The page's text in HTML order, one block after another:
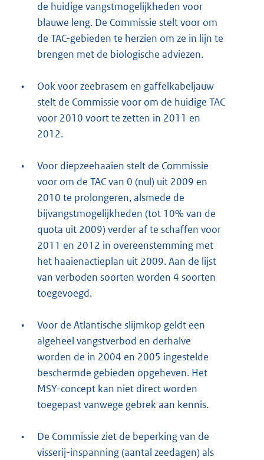
de huidige vangstmogelijkheden voor
blauwe leng. De Commissie stelt voor om
de TAC-gebieden te herzien om ze in lijn te
brengen met de biologische adviezen.
•
Ook voor zeebrasem en gaffelkabeljauw
stelt de Commissie voor om de huidige TAC
voor 2010 voort te zetten in 2011 en
2012.
•
Voor diepzeehaaien stelt de Commissie
voor om de TAC van 0 (nul) uit 2009 en
2010 te prolongeren, alsmede de
bijvangstmogelijkheden (tot 10% van de
quota uit 2009) verder af te schaffen voor
2011 en 2012 in overeenstemming met
het haaienactieplan uit 2009. Aan de lijst
van verboden soorten worden 4 soorten
toegevoegd.
•
Voor de Atlantische slijmkop geldt een
algeheel vangstverbod en derhalve
worden de in 2004 en 2005 ingestelde
beschermde gebieden opgeheven. Het
MSY-concept kan niet direct worden
toegepast vanwege gebrek aan kennis.
•
De Commissie ziet de beperking van de
visserij-inspanning (aantal zeedagen) als